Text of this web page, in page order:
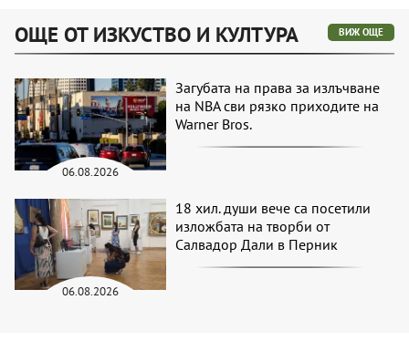
ОЩЕ ОТ ИЗКУСТВО И КУЛТУРА ВИЖ ОЩЕ
06.08.2026
Загубата на права за излъчване
на NBA сви рязко приходите на
Warner Bros.
06.08.2026
18 хил. души вече са посетили
изложбата на творби от
Салвадор Дали в Перник